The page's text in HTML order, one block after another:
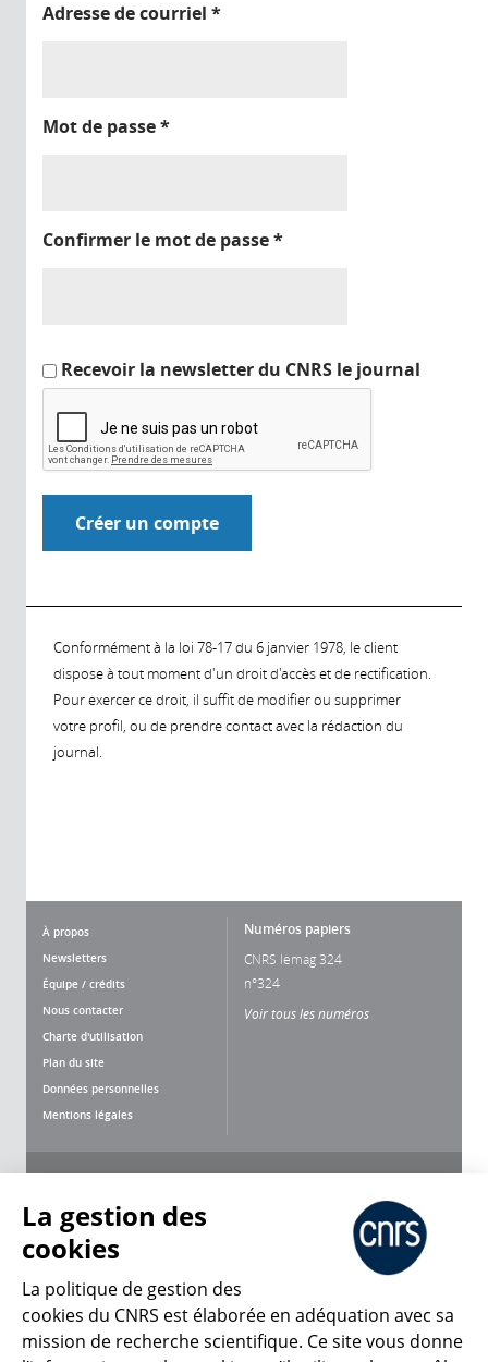
Adresse de courriel *
Mot de passe*
Confirmer le mot de passe*
Recevoir la newsletter du CNRS le journal
Conformément à la loi 78-17 du 6 janvier 1978, le client
dispose à tout moment d'un droit d'accès et de rectification.
Pour exercer ce droit, il suffit de modifier ou supprimer
votre profil, ou de prendre contact avec la rédaction du
journal.
À propos
Newsletters
Équipe / crédits
Nous contacter
Charte d'utilisation
Plan du site
Données personnelles
Mentions légales
Numéros papiers
CNRS lemag 324
n°324
Voir tous les numéros
CNRS Le Mag
La gestion des
cookies
La politique de gestion des
cookies du CNRS est élaborée en adéquation avec sa
mission de recherche scientifique. Ce site vous donne